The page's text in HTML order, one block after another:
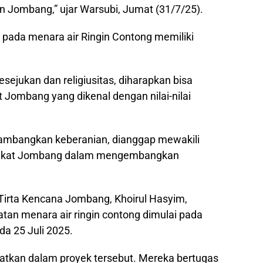
Jombang,” ujar Warsubi, Jumat (31/7/25).
menara air Ringin Contong memiliki
dan religiusitas, diharapkan bisa
yang dikenal dengan nilai-nilai
keberanian, dianggap mewakili
Jombang dalam mengembangkan
Kencana Jombang, Khoirul Hasyim,
menara air ringin contong dimulai pada
25 Juli 2025.
dalam proyek tersebut. Mereka bertugas